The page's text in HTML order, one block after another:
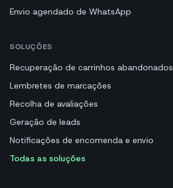
Envio agendado de WhatsApp
SOLUÇÕES
Recuperação de carrinhos abandonados
Lembretes de marcações
Recolha de avaliações
Geração de leads
Notificações de encomenda e envio
Todas as soluções